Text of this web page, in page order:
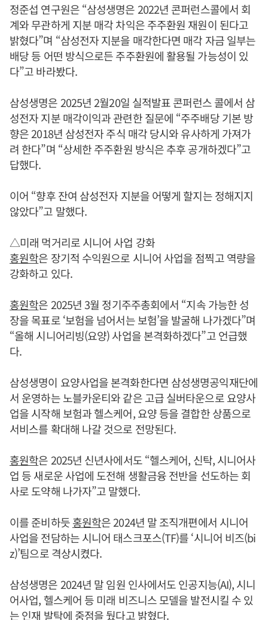
정준섭 연구원은 “삼성생명은 2022년 콘퍼런스콜에서 회
계와 무관하게 지분 매각 차익은 주주환원 재원이 된다고
밝혔다”며 “삼성전자 지분을 매각한다면 매각 자금 일부는
배당 등 어떤 방식으로든 주주환원에 활용될 가능성이 있
다”고 바라봤다.
삼성생명은 2025년 2월20일 실적발표 콘퍼런스 콜에서 삼
성전자 지분 매각이익과 관련한 질문에 “주주배당 기본 방
향은 2018년 삼성전자 주식 매각 당시와 유사하게 가져가
려 한다”며 “상세한 주주환원 방식은 추후 공개하겠다”고
답했다.
이어 “향후 잔여 삼성전자 지분을 어떻게 할지는 정해지지
않았다”고 말했다.
△미래 먹거리로 시니어 사업 강화
홍원학은 장기적 수익원으로 시니어 사업을 점찍고 역량을
강화하고 있다.
홍원학은 2025년 3월 정기주주총회에서 “지속 가능한 성
장을 목표로 ‘보험을 넘어서는 보험’을 발굴해 나가겠다”며
“올해 시니어리빙(요양) 사업을 본격화하겠다”고 언급했
다.
삼성생명이 요양사업을 본격화한다면 삼성생명공익재단에
서 운영하는 노블카운티와 같은 고급 실버타운으로 요양사
업을 시작해 보험과 헬스케어, 요양 등을 결합한 상품으로
서비스를 확대해 나갈 것으로 전망된다.
홍원학은 2025년 신년사에서도 “헬스케어, 신탁, 시니어사
업 등 새로운 사업에 도전해 생활금융 전반을 선도하는 회
사로 도약해 나가자”고 말했다.
이를 준비하듯홍원학은 2024년 말 조직개편에서 시니어
사업을 전담하는 시니어 태스크포스(TF)를 ‘시니어 비즈(bi
z)’팀으로 격상시켰다.
삼성생명은 2024년 말 임원 인사에서도 인공지능(AI), 시니
어사업, 헬스케어 등 미래 비즈니스 모델을 발전시킬 수 있
는 인재 발탁에 중점을 뒀다고 밝혔다.